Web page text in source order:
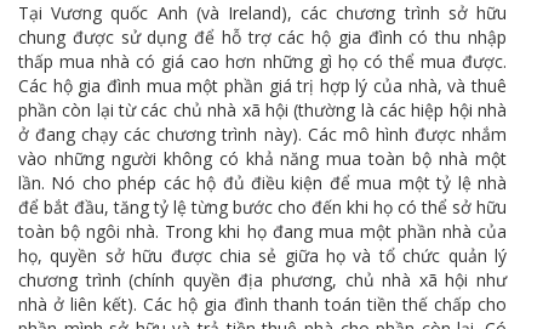
Tại Vương quốc Anh (và Ireland), các chương trình sở hữu
chung được sử dụng để hỗ trợ các hộ gia đình có thu nhập
thấp mua nhà có giá cao hơn những gì họ có thể mua được.
Các hộ gia đình mua một phần giá trị hợp lý của nhà, và thuê
phần còn lại từ các chủ nhà xã hội (thường là các hiệp hội nhà
ở đang chạy các chương trình này). Các mô hình được nhắm
vào những người không có khả năng mua toàn bộ nhà một
lần. Nó cho phép các hộ đủ điều kiện để mua một tỷ lệ nhà
để bắt đầu, tăng tỷ lệ từng bước cho đến khi họ có thể sở hữu
toàn bộ ngôi nhà. Trong khi họ đang mua một phần nhà của
họ, quyền sở hữu được chia sẻ giữa họ và tổ chức quản lý
chương trình (chính quyền địa phương, chủ nhà xã hội như
nhà ở liên kết). Các hộ gia đình thanh toán tiền thế chấp cho